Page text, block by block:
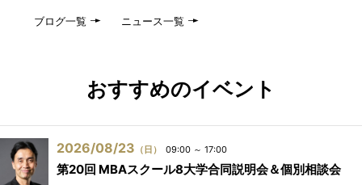
ブログ一覧 ニュース一覧
おすすめのイベント
2026/08/23 （日） 09:00 ～ 17:00
第20回 MBAスクール8大学合同説明会＆個別相談会